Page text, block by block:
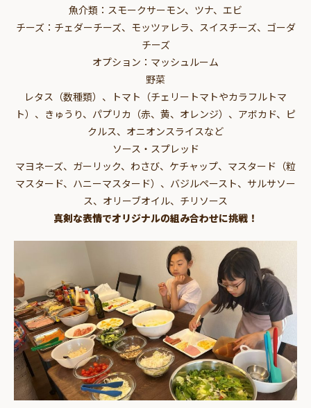
魚介類：スモークサーモン、ツナ、エビ
チーズ：チェダーチーズ、モッツァレラ、スイスチーズ、ゴーダ
チーズ
オプション：マッシュルーム
野菜
レタス（数種類）、トマト（チェリートマトやカラフルトマ
ト）、きゅうり、パプリカ（赤、黄、オレンジ）、アボカド、ピ
クルス、オニオンスライスなど
ソース・スプレッド
マヨネーズ、ガーリック、わさび、ケチャップ、マスタード（粒
マスタード、ハニーマスタード）、バジルペースト、サルサソー
ス、オリーブオイル、チリソース
真剣な表情でオリジナルの組み合わせに挑戦！